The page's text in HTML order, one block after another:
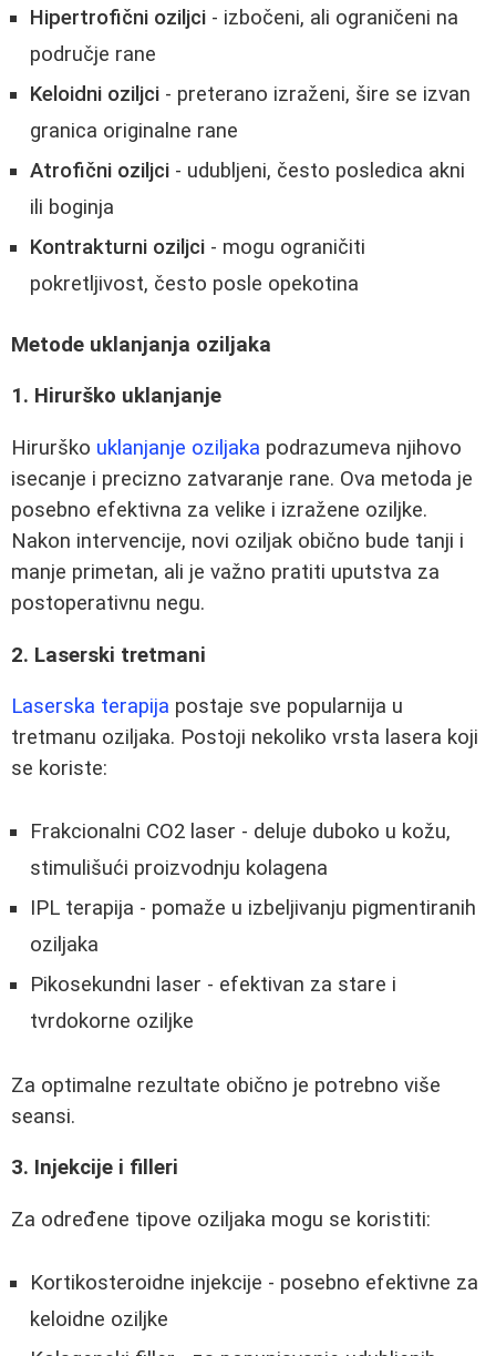
Hipertrofični oziljci - izbočeni, ali ograničeni na
područje rane
Keloidni oziljci - preterano izraženi, šire se izvan
granica originalne rane
Atrofični oziljci - udubljeni, često posledica akni
ili boginja
Kontrakturni oziljci - mogu ograničiti
pokretljivost, često posle opekotina
Metode uklanjanja oziljaka
1. Hirurško uklanjanje
Hirurško uklanjanje oziljaka podrazumeva njihovo
isecanje i precizno zatvaranje rane. Ova metoda je
posebno efektivna za velike i izražene oziljke.
Nakon intervencije, novi oziljak obično bude tanji i
manje primetan, ali je važno pratiti uputstva za
postoperativnu negu.
2. Laserski tretmani
Laserska terapija postaje sve popularnija u
tretmanu oziljaka. Postoji nekoliko vrsta lasera koji
se koriste:
Frakcionalni CO2 laser - deluje duboko u kožu,
stimulišući proizvodnju kolagena
IPL terapija - pomaže u izbeljivanju pigmentiranih
oziljaka
Pikosekundni laser - efektivan za stare i
tvrdokorne oziljke
Za optimalne rezultate obično je potrebno više
seansi.
3. Injekcije i filleri
Za određene tipove oziljaka mogu se koristiti:
Kortikosteroidne injekcije - posebno efektivne za
keloidne oziljke